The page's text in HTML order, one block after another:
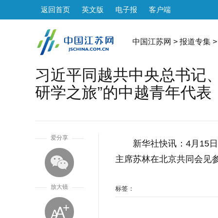
返回首页 英文版 电子报 客户端
中国江苏网 > 报道专集
习近平同越共中央总书记
研学之旅”的中越青年代表
爱分享
放大镜
新华社快讯：4月15
主席苏林在北京共同会见
标签：